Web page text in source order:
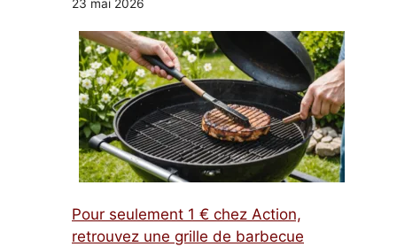
23 mai 2026
Pour seulement 1 € chez Action,
retrouvez une grille de barbecue